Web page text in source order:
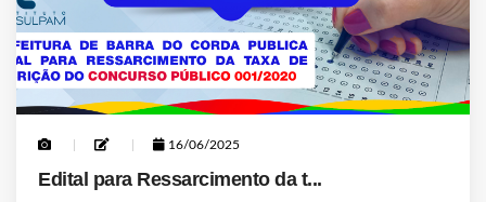
16/06/2025
Edital para Ressarcimento da t...